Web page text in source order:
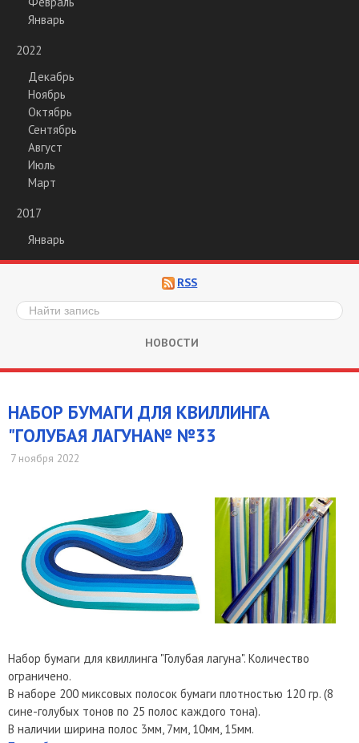
Январь
2022
Декабрь
Ноябрь
Октябрь
Сентябрь
Август
Июль
Март
2017
Январь
RSS
НОВОСТИ
​НАБОР БУМАГИ ДЛЯ КВИЛЛИНГА
"ГОЛУБАЯ ЛАГУНА№ №33
7 ноября 2022
Набор бумаги для квиллинга "Голубая лагуна". Количество
ограничено.
В наборе 200 миксовых полосок бумаги плотностью 120 гр. (8
сине-голубых тонов по 25 полос каждого тона).
В наличии ширина полос 3мм, 7мм, 10мм, 15мм.